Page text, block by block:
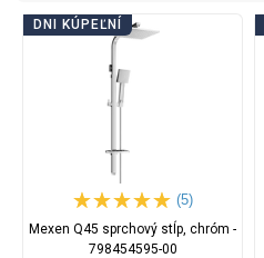
DNI KÚPEĽNÍ
(5)
Mexen Q45 sprchový stĺp, chróm -
798454595-00